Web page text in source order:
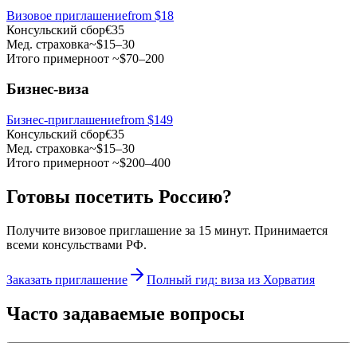
Визовое приглашениеfrom $18
Консульский сбор€35
Мед. страховка~$15–30
Итого примерноот ~$70–200
Бизнес-виза
Бизнес-приглашениеfrom $149
Консульский сбор€35
Мед. страховка~$15–30
Итого примерноот ~$200–400
Готовы посетить Россию?
Получите визовое приглашение за 15 минут. Принимается
всеми консульствами РФ.
Заказать приглашение Полный гид: виза из Хорватия
Часто задаваемые вопросы